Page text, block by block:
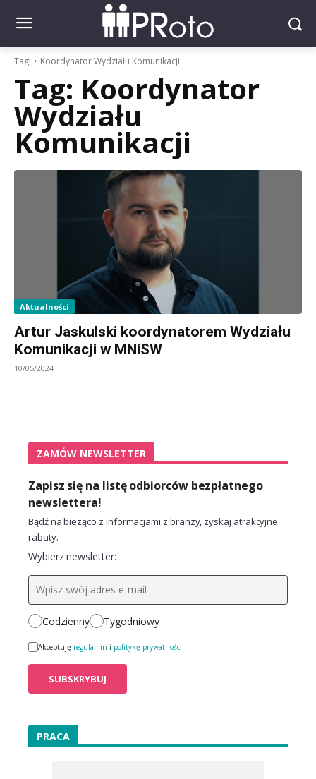
Tagi Koordynator Wydziału Komunikacji
Tag: Koordynator
Wydziału
Komunikacji
Aktualności
Artur Jaskulski koordynatorem Wydziału
Komunikacji w MNiSW
10/05/2024
ZAMÓW NEWSLETTER
Zapisz się na listę odbiorców bezpłatnego
newslettera!
Bądź na bieżąco z informacjami z branży, zyskaj atrakcyjne
rabaty.
Wybierz newsletter:
Codzienny Tygodniowy
Akceptuję regulamin i politykę prywatności
PRACA